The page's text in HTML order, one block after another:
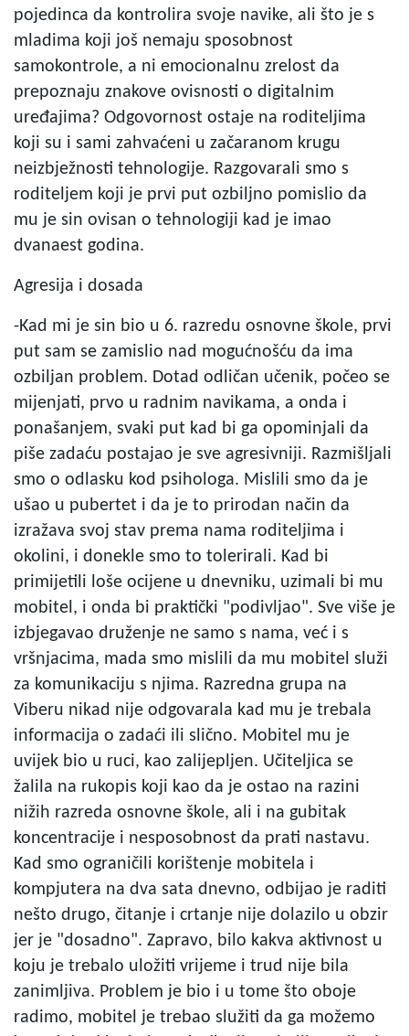
pojedinca da kontrolira svoje navike, ali što je s
mladima koji još nemaju sposobnost
samokontrole, a ni emocionalnu zrelost da
prepoznaju znakove ovisnosti o digitalnim
uređajima? Odgovornost ostaje na roditeljima
koji su i sami zahvaćeni u začaranom krugu
neizbježnosti tehnologije. Razgovarali smo s
roditeljem koji je prvi put ozbiljno pomislio da
mu je sin ovisan o tehnologiji kad je imao
dvanaest godina.
Agresija i dosada
-Kad mi je sin bio u 6. razredu osnovne škole, prvi
put sam se zamislio nad mogućnošću da ima
ozbiljan problem. Dotad odličan učenik, počeo se
mijenjati, prvo u radnim navikama, a onda i
ponašanjem, svaki put kad bi ga opominjali da
piše zadaću postajao je sve agresivniji. Razmišljali
smo o odlasku kod psihologa. Mislili smo da je
ušao u pubertet i da je to prirodan način da
izražava svoj stav prema nama roditeljima i
okolini, i donekle smo to tolerirali. Kad bi
primijetili loše ocijene u dnevniku, uzimali bi mu
mobitel, i onda bi praktički "podivljao". Sve više je
izbjegavao druženje ne samo s nama, već i s
vršnjacima, mada smo mislili da mu mobitel služi
za komunikaciju s njima. Razredna grupa na
Viberu nikad nije odgovarala kad mu je trebala
informacija o zadaći ili slično. Mobitel mu je
uvijek bio u ruci, kao zalijepljen. Učiteljica se
žalila na rukopis koji kao da je ostao na razini
nižih razreda osnovne škole, ali i na gubitak
koncentracije i nesposobnost da prati nastavu.
Kad smo ograničili korištenje mobitela i
kompjutera na dva sata dnevno, odbijao je raditi
nešto drugo, čitanje i crtanje nije dolazilo u obzir
jer je "dosadno". Zapravo, bilo kakva aktivnost u
koju je trebalo uložiti vrijeme i trud nije bila
zanimljiva. Problem je bio i u tome što oboje
radimo, mobitel je trebao služiti da ga možemo